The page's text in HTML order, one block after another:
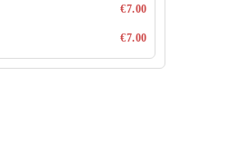
€7.00
€7.00